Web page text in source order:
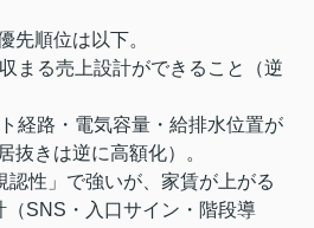
先順位は以下。
まる売上設計ができること（逆
経路・電気容量・給排水位置が
抜きは逆に高額化）。
認性」で強いが、家賃が上がる
（SNS・入口サイン・階段導